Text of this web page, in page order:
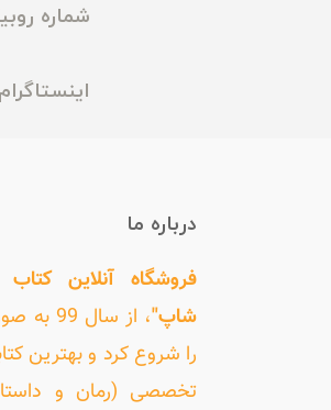
شماره روبیکا
درباره ما
فروشگاه آنلاین
شاپ"
، از
را شروع کرد و بهترین
تخصصی (رمان و